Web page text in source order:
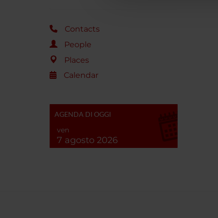
Contacts
People
Places
Calendar
AGENDA DI OGGI
ven
7 agosto 2026